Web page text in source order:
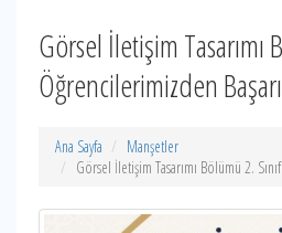
Görsel İletişim Tasarımı
Öğrencilerimizden Başarı
Ana Sayfa
Manşetler
Görsel İletişim Tasarımı Bölümü 2.